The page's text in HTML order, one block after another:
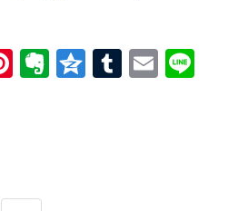
Pinterest
Evernote
Qzone
Tumblr